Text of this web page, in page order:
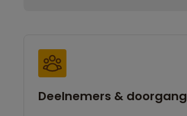
Deelnemers & doorgang